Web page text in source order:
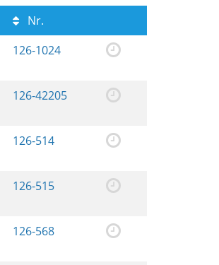
Nr.
126-1024
126-42205
126-514
126-515
126-568